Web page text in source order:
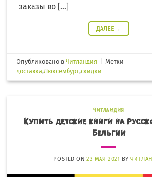
заказы во […]
ДАЛЕЕ →
Опубликовано вЧитландия
Метки
доставка,Люксембург,скидки
ЧИТЛАНДИЯ
Купить детские книги на
Бельгии
POSTED ON23 МАЯ 2021 BY